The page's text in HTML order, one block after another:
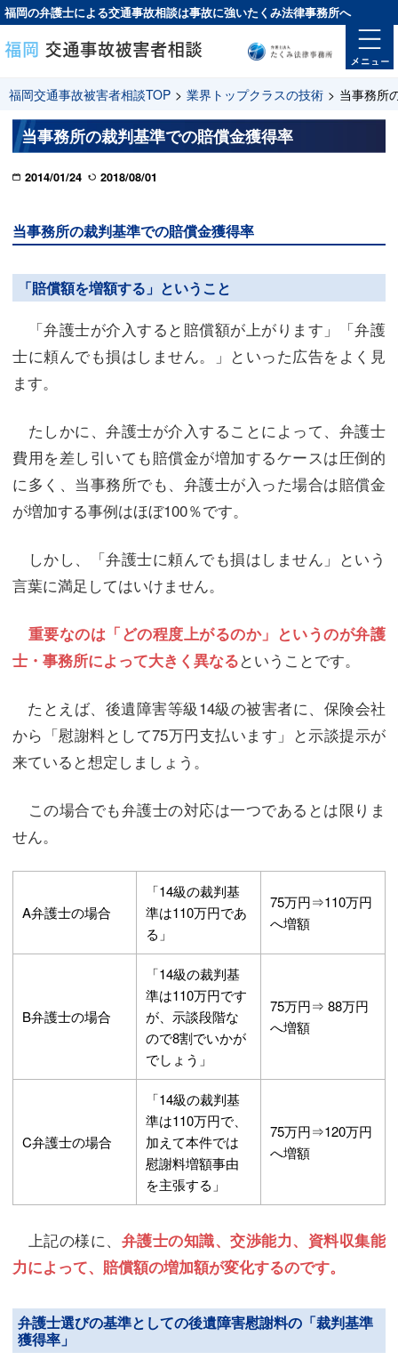
福岡の弁護士による交通事故相談は事故に強いたくみ法律事務所へ
福岡交通事故被害者相談TOP > 業界トップクラスの技術 > 当事務所
当事務所の裁判基準での賠償金獲得率
2014/01/24 2018/08/01
当事務所の裁判基準での賠償金獲得率
「賠償額を増額する」ということ
「弁護士が介入すると賠償額が上がります」「弁護
士に頼んでも損はしません。」といった広告をよく見
ます。
たしかに、弁護士が介入することによって、弁護士
費用を差し引いても賠償金が増加するケースは圧倒的
に多く、当事務所でも、弁護士が入った場合は賠償金
が増加する事例はほぼ100％です。
しかし、「弁護士に頼んでも損はしません」という
言葉に満足してはいけません。
重要なのは「どの程度上がるのか」というのが弁護
士・事務所によって大きく異なるということです。
たとえば、後遺障害等級14級の被害者に、保険会社
から「慰謝料として75万円支払います」と示談提示が
来ていると想定しましょう。
この場合でも弁護士の対応は一つであるとは限りま
せん。
A弁護士の場合
「14級の裁判基
準は110万円であ
る」
75万円⇒110万円
へ増額
B弁護士の場合
「14級の裁判基
準は110万円です
が、示談段階な
ので8割でいかが
でしょう」
75万円⇒ 88万円
へ増額
C弁護士の場合
「14級の裁判基
準は110万円で、
加えて本件では
慰謝料増額事由
を主張する」
75万円⇒120万円
へ増額
上記の様に、 弁護士の知識、交渉能力、資料収集能
力によって、賠償額の増加額が変化するのです。
弁護士選びの基準としての後遺障害慰謝料の「裁判基準
獲得率」